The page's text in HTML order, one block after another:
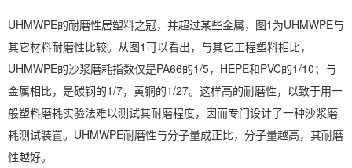
UHMWPE的耐磨性居塑料之冠，并超过某些金属，图1为UHMWPE与
其它材料耐磨性比较。从图1可以看出，与其它工程塑料相比，
UHMWPE的沙浆磨耗指数仅是PA66的1/5，HEPE和PVC的1/10；与
金属相比，是碳钢的1/7，黄铜的1/27。这样高的耐磨性，以致于用一
般塑料磨耗实验法难以测试其耐磨程度，因而专门设计了一种沙浆磨
耗测试装置。UHMWPE耐磨性与分子量成正比，分子量越高，其耐磨
性越好。